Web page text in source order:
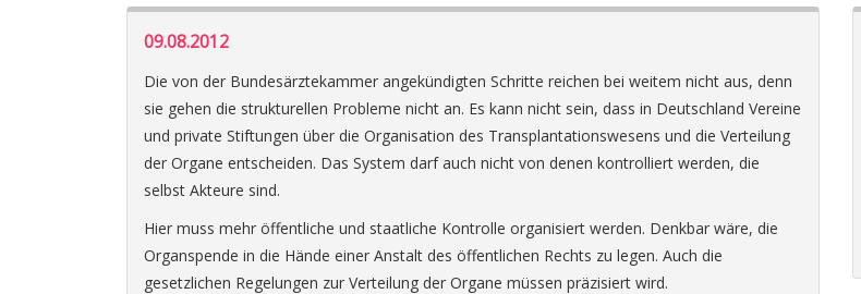
09.08.2012
Die von der Bundesärztekammer angekündigten Schritte reichen bei weitem nicht aus, denn
sie gehen die strukturellen Probleme nicht an. Es kann nicht sein, dass in Deutschland Vereine
und private Stiftungen über die Organisation des Transplantationswesens und die Verteilung
der Organe entscheiden. Das System darf auch nicht von denen kontrolliert werden, die
selbst Akteure sind.
Hier muss mehr öffentliche und staatliche Kontrolle organisiert werden. Denkbar wäre, die
Organspende in die Hände einer Anstalt des öffentlichen Rechts zu legen. Auch die
gesetzlichen Regelungen zur Verteilung der Organe müssen präzisiert wird.